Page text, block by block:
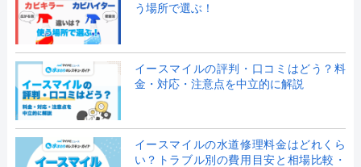
う場所で選ぶ！
イースマイルの評判・口コミはどう？料
金・対応・注意点を中立的に解説
イースマイルの水道修理料金はどれくら
い？トラブル別の費用目安と相場比較・